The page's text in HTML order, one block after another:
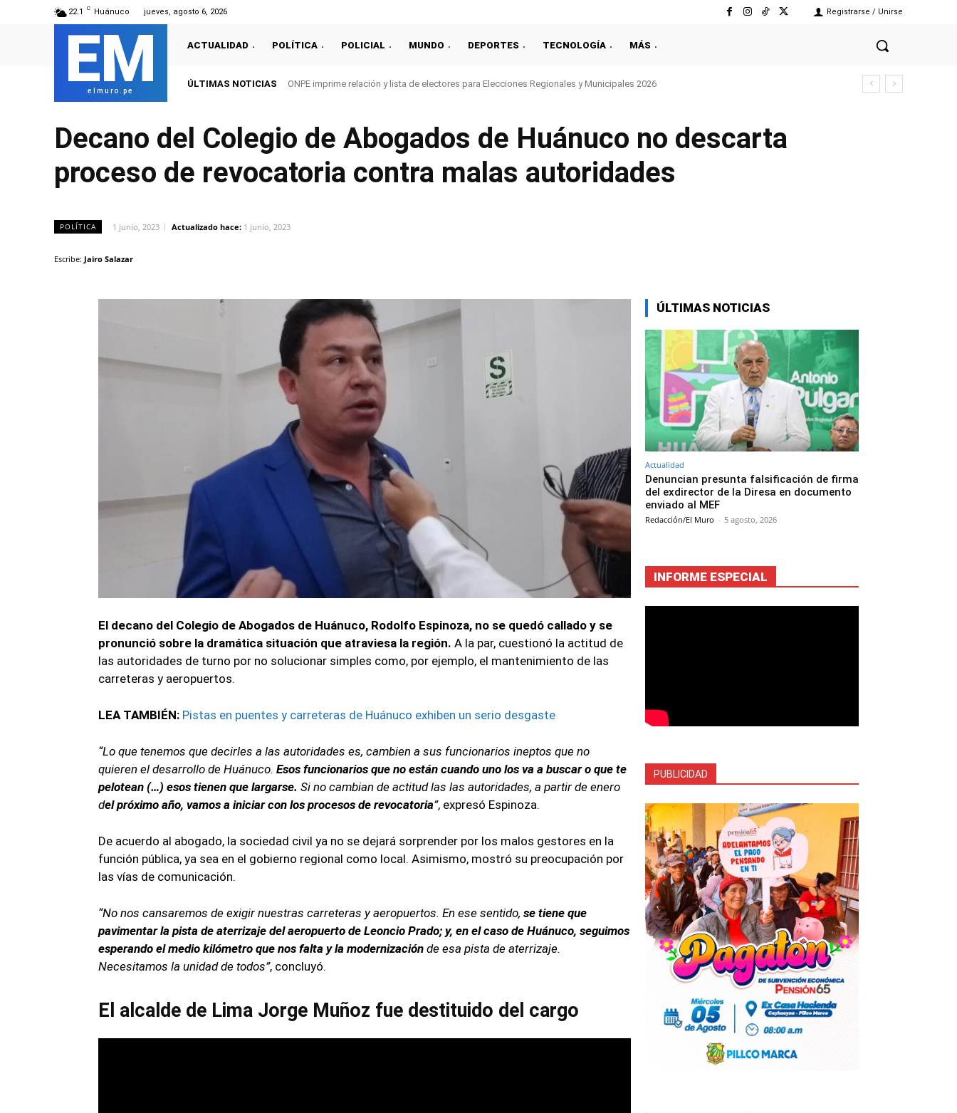
22.1 C Huánuco jueves, agosto 6, 2026 Registrarse / Unirse
EM
elmuro.pe
ACTUALIDAD POLÍTICA POLICIAL MUNDO DEPORTES TECNOLOGÍA MÁS
ÚLTIMAS NOTICIAS ONPE imprime relación y lista de electores para Elecciones Regionales y Municipales 2026
Decano del Colegio de Abogados de Huánuco no descarta
proceso de revocatoria contra malas autoridades
POLÍTICA 1 junio, 2023 Actualizado hace: 1 junio, 2023
Escribe: Jairo Salazar
El decano del Colegio de Abogados de Huánuco, Rodolfo Espinoza, no se quedó callado y se
pronunció sobre la dramática situación que atraviesa la región. A la par, cuestionó la actitud de
las autoridades de turno por no solucionar simples como, por ejemplo, el mantenimiento de las
carreteras y aeropuertos.
LEA TAMBIÉN: Pistas en puentes y carreteras de Huánuco exhiben un serio desgaste
“Lo que tenemos que decirles a las autoridades es, cambien a sus funcionarios ineptos que no
quieren el desarrollo de Huánuco. Esos funcionarios que no están cuando uno los va a buscar o que te
pelotean (…) esos tienen que largarse. Si no cambian de actitud las las autoridades, a partir de enero
del próximo año, vamos a iniciar con los procesos de revocatoria”, expresó Espinoza.
De acuerdo al abogado, la sociedad civil ya no se dejará sorprender por los malos gestores en la
función pública, ya sea en el gobierno regional como local. Asimismo, mostró su preocupación por
las vías de comunicación.
“No nos cansaremos de exigir nuestras carreteras y aeropuertos. En ese sentido, se tiene que
pavimentar la pista de aterrizaje del aeropuerto de Leoncio Prado; y, en el caso de Huánuco, seguimos
esperando el medio kilómetro que nos falta y la modernización de esa pista de aterrizaje.
Necesitamos la unidad de todos”, concluyó.
El alcalde de Lima Jorge Muñoz fue destituido del cargo
ÚLTIMAS NOTICIAS
Actualidad
Denuncian presunta falsificación de firma
del exdirector de la Diresa en documento
enviado al MEF
Redacción/El Muro - 5 agosto, 2026
INFORME ESPECIAL
PUBLICIDAD